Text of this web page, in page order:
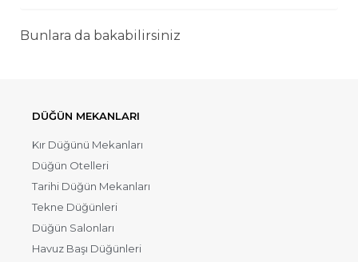
Bunlara da bakabilirsiniz
DÜĞÜN MEKANLARI
Kır Düğünü Mekanları
Düğün Otelleri
Tarihi Düğün Mekanları
Tekne Düğünleri
Düğün Salonları
Havuz Başı Düğünleri